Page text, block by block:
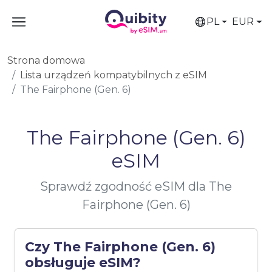
PL EUR
Strona domowa
Lista urządzeń kompatybilnych z eSIM
The Fairphone (Gen. 6)
The Fairphone (Gen. 6)
eSIM
Sprawdź zgodność eSIM dla The
Fairphone (Gen. 6)
Czy The Fairphone (Gen. 6)
obsługuje eSIM?